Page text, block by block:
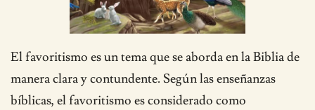
El favoritismo es un tema que se aborda en la Biblia de
manera clara y contundente. Según las enseñanzas
bíblicas, el favoritismo es considerado como